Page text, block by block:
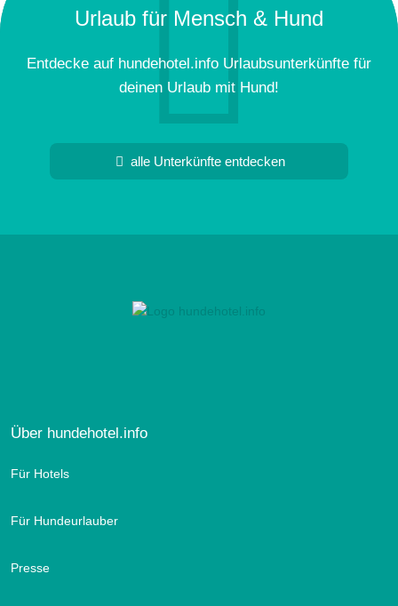
Urlaub für Mensch & Hund
Entdecke auf hundehotel.info Urlaubsunterkünfte für
deinen Urlaub mit Hund!
alle Unterkünfte entdecken
Über hundehotel.info
Für Hotels
Für Hundeurlauber
Presse